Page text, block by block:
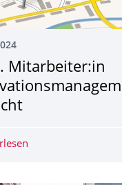
Mitarbeiter:in
Wiss.